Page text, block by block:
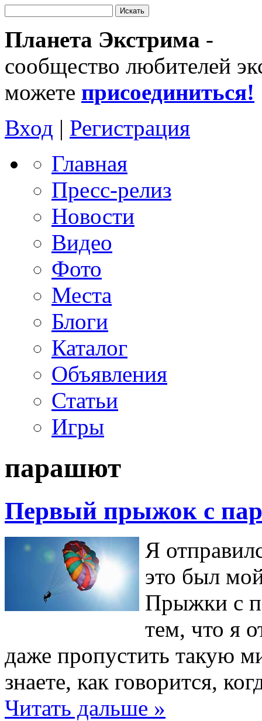
Планета Экстрима -
сообщество любителей
можете присоединиться!
Вход | Регистрация
Главная
Пресс-релиз
Новости
Видео
Фото
Места
Блоги
Каталог
Объявления
Статьи
Игры
парашют
Первый прыжок с
Я
это был
Прыжки с
тем, что я
даже пропустить такую
знаете, как говорится,
Читать дальше »